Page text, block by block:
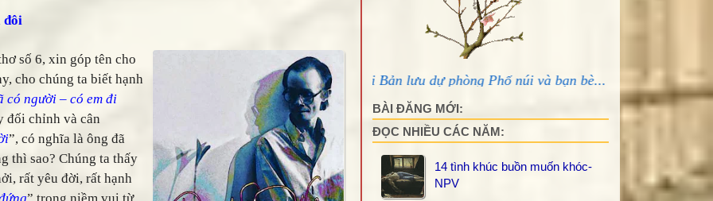
đôi
số 6, xin góp tên cho
cho chúng ta biết hạnh
có người – có em đi
đối chỉnh và cân
”, có nghĩa là ông đã
thì sao? Chúng ta thấy
rất yêu đời, rất hạnh
Thân ái chào các bạn đến với Bản lưu dự phòng Phố núi và bạn bè...
BÀI ĐĂNG MỚI:
ĐỌC NHIỀU CÁC NĂM:
14 tình khúc buồn muốn khóc-
NPV